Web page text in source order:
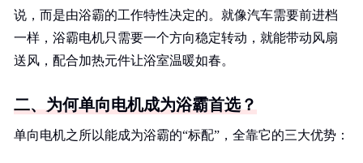
说，而是由浴霸的工作特性决定的。就像汽车需要前进档
一样，浴霸电机只需要一个方向稳定转动，就能带动风扇
送风，配合加热元件让浴室温暖如春。
二、为何单向电机成为浴霸首选？
单向电机之所以能成为浴霸的“标配”，全靠它的三大优势：